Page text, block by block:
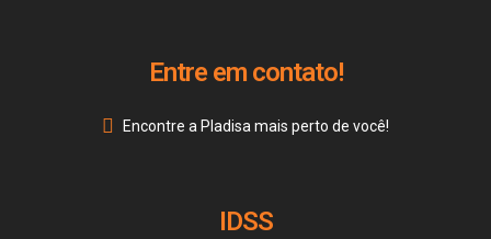
Entre em contato!
Encontre a Pladisa mais perto de você!
IDSS